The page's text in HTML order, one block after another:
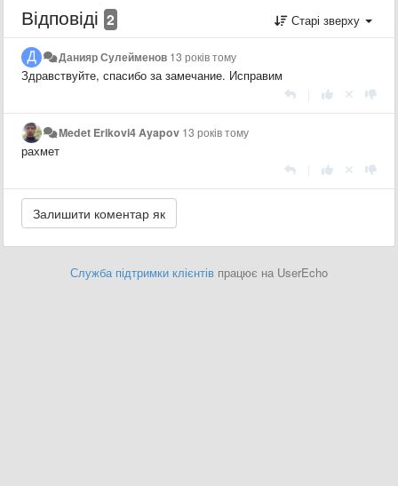
Відповіді 2 Старі зверху
Данияр Сулейменов 13 років тому
Здравствуйте, спасибо за замечание. Исправим
Medet Erikovi4 Ayapov 13 років тому
рахмет
Служба підтримки клієнтів працює на UserEcho